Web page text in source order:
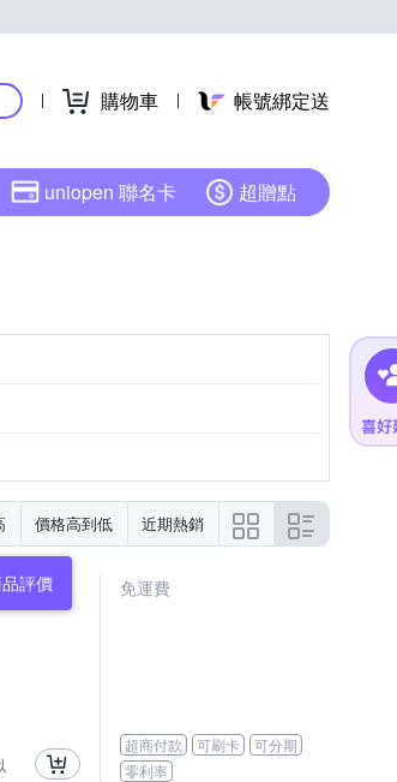
購物車 帳號綁定送
uniopen 聯名卡 超贈點
價格高到低 近期熱銷
評價 免運費
超商付款 可刷卡
可分期
零利率